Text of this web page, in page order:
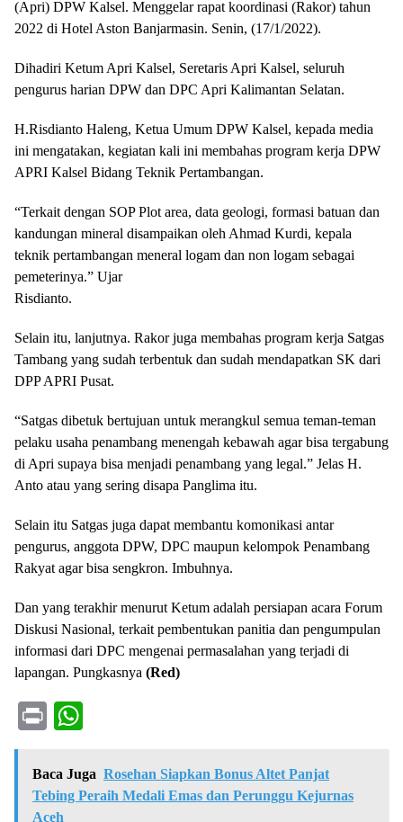
(Apri) DPW Kalsel. Menggelar rapat koordinasi (Rakor) tahun
2022 di Hotel Aston Banjarmasin. Senin, (17/1/2022).
Dihadiri Ketum Apri Kalsel, Seretaris Apri Kalsel, seluruh
pengurus harian DPW dan DPC Apri Kalimantan Selatan.
H.Risdianto Haleng, Ketua Umum DPW Kalsel, kepada media
ini mengatakan, kegiatan kali ini membahas program kerja DPW
APRI Kalsel Bidang Teknik Pertambangan.
“Terkait dengan SOP Plot area, data geologi, formasi batuan dan
kandungan mineral disampaikan oleh Ahmad Kurdi, kepala
teknik pertambangan meneral logam dan non logam sebagai
pemeterinya.” Ujar
Risdianto.
Selain itu, lanjutnya. Rakor juga membahas program kerja Satgas
Tambang yang sudah terbentuk dan sudah mendapatkan SK dari
DPP APRI Pusat.
“Satgas dibetuk bertujuan untuk merangkul semua teman-teman
pelaku usaha penambang menengah kebawah agar bisa tergabung
di Apri supaya bisa menjadi penambang yang legal.” Jelas H.
Anto atau yang sering disapa Panglima itu.
Selain itu Satgas juga dapat membantu komonikasi antar
pengurus, anggota DPW, DPC maupun kelompok Penambang
Rakyat agar bisa sengkron. Imbuhnya.
Dan yang terakhir menurut Ketum adalah persiapan acara Forum
Diskusi Nasional, terkait pembentukan panitia dan pengumpulan
informasi dari DPC mengenai permasalahan yang terjadi di
lapangan. Pungkasnya (Red)
Pr
t
ts
A
Baca Juga Rosehan Siapkan Bonus Altet Panjat
Tebing Peraih Medali Emas dan Perunggu Kejurnas
Aceh